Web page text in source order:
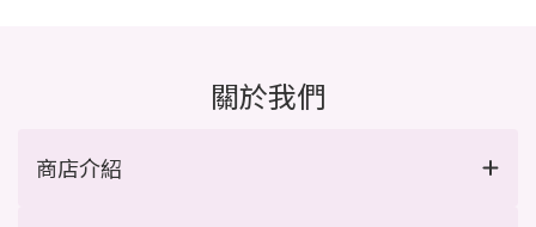
關於我們
商店介紹